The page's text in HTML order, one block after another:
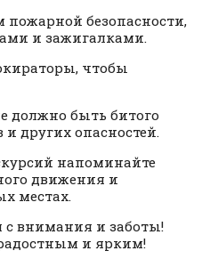
пожарной безопасности,
и зажигалками.
чтобы
должно быть битого
других опасностей.
напоминайте
движения и
местах.
с внимания и заботы!
и ярким!